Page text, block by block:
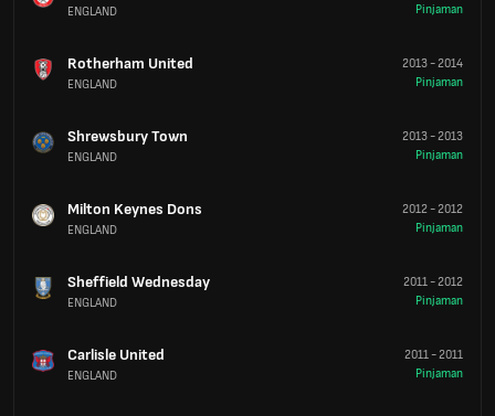
ENGLAND
Pinjaman
Rotherham United
ENGLAND
2013-2014
Pinjaman
Shrewsbury Town
ENGLAND
2013-2013
Pinjaman
Milton Keynes Dons
ENGLAND
2012-2012
Pinjaman
Sheffield Wednesday
ENGLAND
2011-2012
Pinjaman
Carlisle United
ENGLAND
2011-2011
Pinjaman